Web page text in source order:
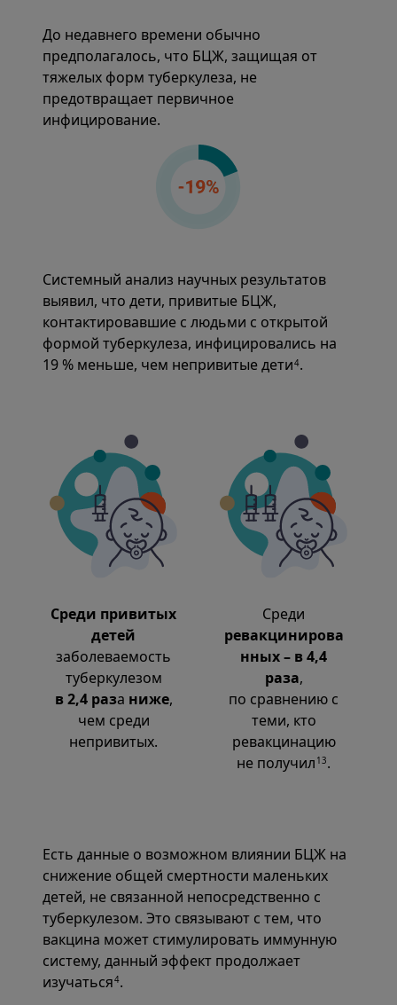
До недавнего времени обычно
предполагалось, что БЦЖ, защищая от
тяжелых форм туберкулеза, не
предотвращает первичное
инфицирование.
Системный анализ научных результатов
выявил, что дети, привитые БЦЖ,
контактировавшие с людьми с открытой
формой туберкулеза, инфицировались на
19 % меньше, чем непривитые дети4.
Среди привитых
детей
заболеваемость
туберкулезом
в 2,4 раза ниже,
чем среди
непривитых.
Среди
ревакцинирова
нных – в 4,4
раза,
по сравнению с
теми, кто
ревакцинацию
не получил 13.
Есть данные о возможном влиянии БЦЖ на
снижение общей смертности маленьких
детей, не связанной непосредственно с
туберкулезом. Это связывают с тем, что
вакцина может стимулировать иммунную
систему, данный эффект продолжает
изучаться4.